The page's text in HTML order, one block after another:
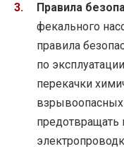
Правила
фекального
правила
по
перекачки
предотвращать